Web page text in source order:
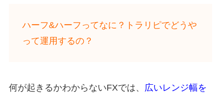
ハーフ&ハーフってなに？トラリピでどうや
って運用するの？
何が起きるかわからないFXでは、
広いレンジ幅を